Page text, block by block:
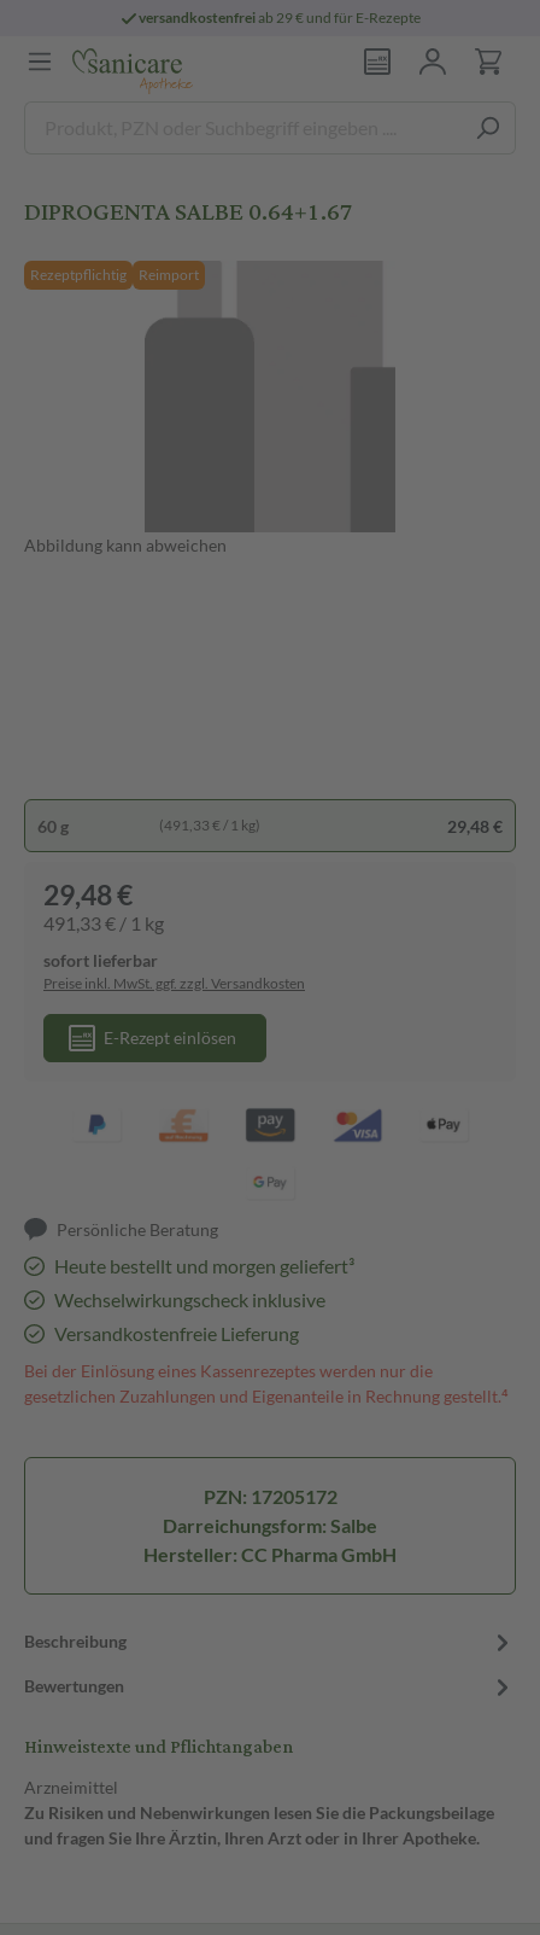
versandkostenfreiab 29 € und für E-Rezepte
DIPROGENTA SALBE 0.64+1.67
Rezeptpflichtig Reimport
Abbildung kann abweichen
60 g (491,33 € / 1 kg) 29,48 €
29,48 €
491,33 € / 1 kg
sofort lieferbar
Preise inkl. MwSt. ggf. zzgl. Versandkosten
E-Rezept einlösen
Persönliche Beratung
Heute bestellt und morgen geliefert³
Wechselwirkungscheck inklusive
Versandkostenfreie Lieferung
Bei der Einlösung eines Kassenrezeptes werden nur die
gesetzlichen Zuzahlungen und Eigenanteile in Rechnung gestellt.⁴
PZN: 17205172
Darreichungsform: Salbe
Hersteller: CC Pharma GmbH
Beschreibung
Bewertungen
Hinweistexte und Pflichtangaben
Arzneimittel
Zu Risiken und Nebenwirkungen lesen Sie die Packungsbeilage
und fragen Sie Ihre Ärztin, Ihren Arzt oder in Ihrer Apotheke.